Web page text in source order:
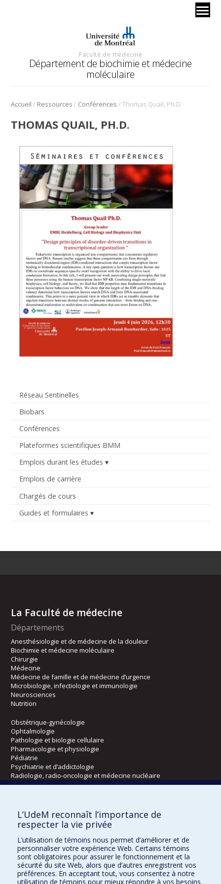
Faculté de médecine
Département de biochimie et médecine
moléculaire
Accueil / Ressources / Conférences /Thomas Quail, Ph.D.
Réseau Sentinelles
Biobars
Conférences
Plateformes scientifiques BMM
Emplois durant les études
Emplois de carrière
Chargés de cours
Guides et formulaires
THOMAS QUAIL, PH.D.
La Faculté de médecine
Départements
Anesthésiologie et de médecine de la douleur
Biochimie et médecine moléculaire
Chirurgie
Médecine
Médecine de famille et de médecine d’urgence
Microbiologie, infectiologie et immunologie
Neurosciences
Nutrition
Obstétrique-gynécologie
Ophtalmologie
Pathologie et biologie cellulaire
Pharmacologie et physiologie
Pédiatrie
Psychiatrie et d’addictologie
Radiologie, radio-oncologie et médecine nucléaire
Écoles
Kinésiologie et des sciences de l’activité physique
Orthophonie et audiologie
Réadaptation
Directions
DPC
L’UdeM reconnaît l’importance de
respecter la vie privée
L’utilisation de témoins nous permet d’améliorer et de
personnaliser votre expérience Web. Certains témoins
sont obligatoires pour assurer le fonctionnement et la
sécurité du site Web, alors que d’autres enregistrent vos
préférences. En acceptant tout, vous consentez à notre
utilisation de témoins pour mieux répondre à vos besoins.